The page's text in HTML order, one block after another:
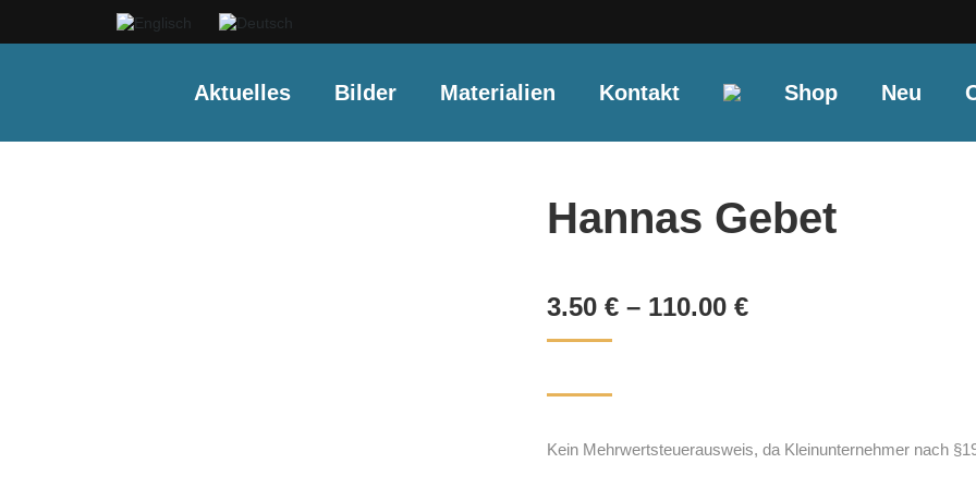
Aktuelles Bilder Materialien Kontakt Shop Neu
Hannas Gebet
3.50 € – 110.00 €
Kein Mehrwertsteuerausweis, da Kleinunternehmer nach